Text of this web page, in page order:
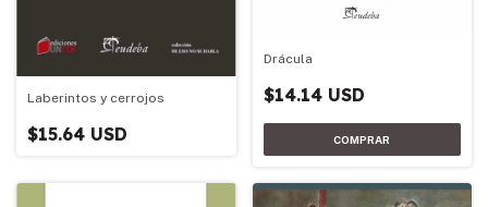
Laberintos y cerrojos
$15.64 USD
Drácula
$14.14 USD